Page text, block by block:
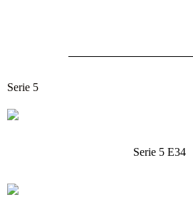
Serie 5
Serie 5 E34